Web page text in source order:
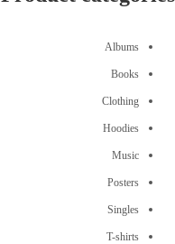
Albums
Books
Clothing
Hoodies
Music
Posters
Singles
T-shirts